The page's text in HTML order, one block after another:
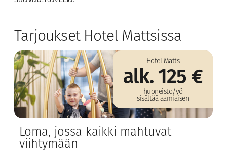
Tarjoukset Hotel Mattsissa
Hotel Matts
alk. 125 €
huoneisto/yö
sisältää aamiaisen
Loma, jossa kaikki mahtuvat
viihtymään